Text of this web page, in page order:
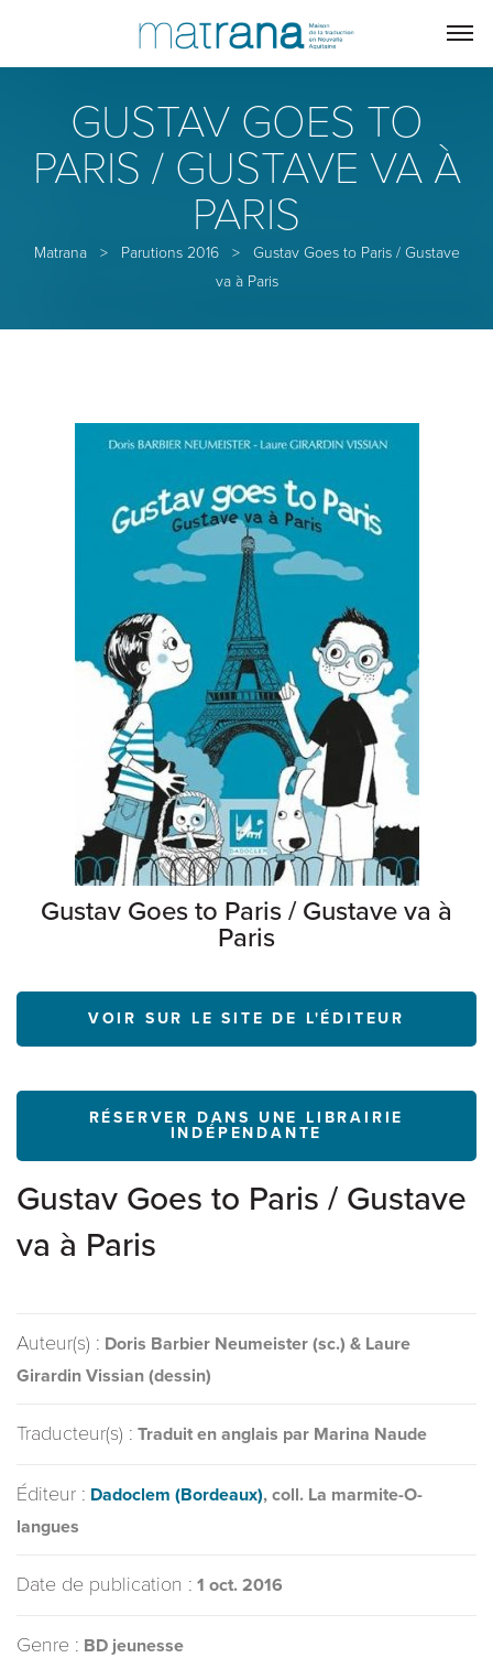
GUSTAV GOES TO
PARIS / GUSTAVE VA À
PARIS
Matrana> Parutions 2016 >
Gustav Goes to Paris / Gustave
va à Paris
Gustav Goes to Paris / Gustave va à
Paris
VOIR SUR LE SITE DE L'ÉDITEUR
RÉSERVER DANS UNE LIBRAIRIE
INDÉPENDANTE
Gustav Goes to Paris / Gustave
va à Paris
Auteur(s) : Doris Barbier Neumeister (sc.) & Laure
Girardin Vissian (dessin)
Traducteur(s) : Traduit en anglais par Marina Naude
Éditeur : Dadoclem (Bordeaux), coll. La marmite-O-
langues
Date de publication : 1 oct. 2016
Genre : BD jeunesse